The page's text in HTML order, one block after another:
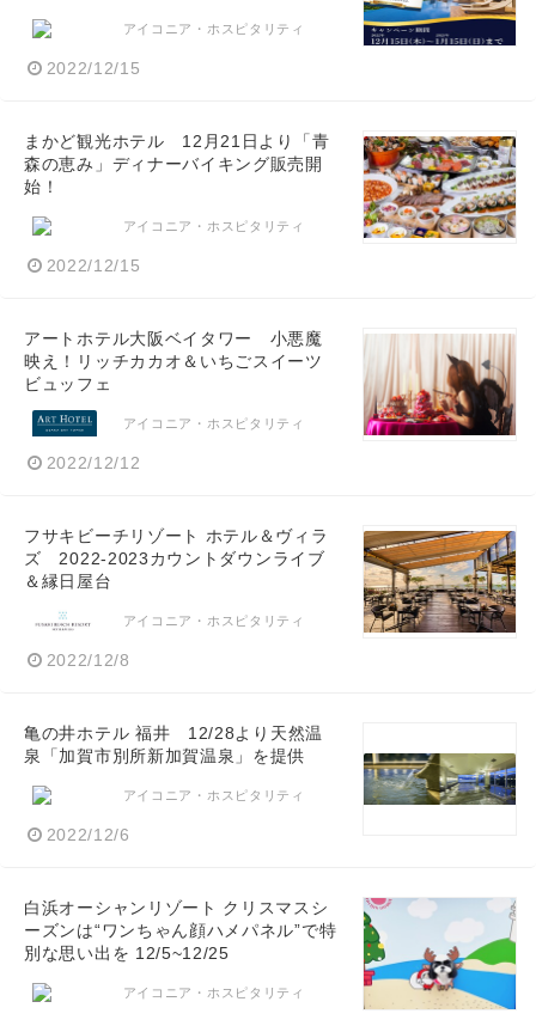
アイコニア・ホスピタリティ
2022/12/15
まかど観光ホテル 12月21日より「青
森の恵み」ディナーバイキング販売開
始！
アイコニア・ホスピタリティ
2022/12/15
アートホテル大阪ベイタワー 小悪魔
映え！リッチカカオ＆いちごスイーツ
ビュッフェ
アイコニア・ホスピタリティ
2022/12/12
フサキビーチリゾート ホテル＆ヴィラ
ズ 2022-2023カウントダウンライブ
＆縁日屋台
アイコニア・ホスピタリティ
2022/12/8
亀の井ホテル 福井 12/28より天然温
泉「加賀市別所新加賀温泉」を提供
アイコニア・ホスピタリティ
2022/12/6
白浜オーシャンリゾート クリスマスシ
ーズンは“ワンちゃん顔ハメパネル”で特
別な思い出を 12/5~12/25
アイコニア・ホスピタリティ